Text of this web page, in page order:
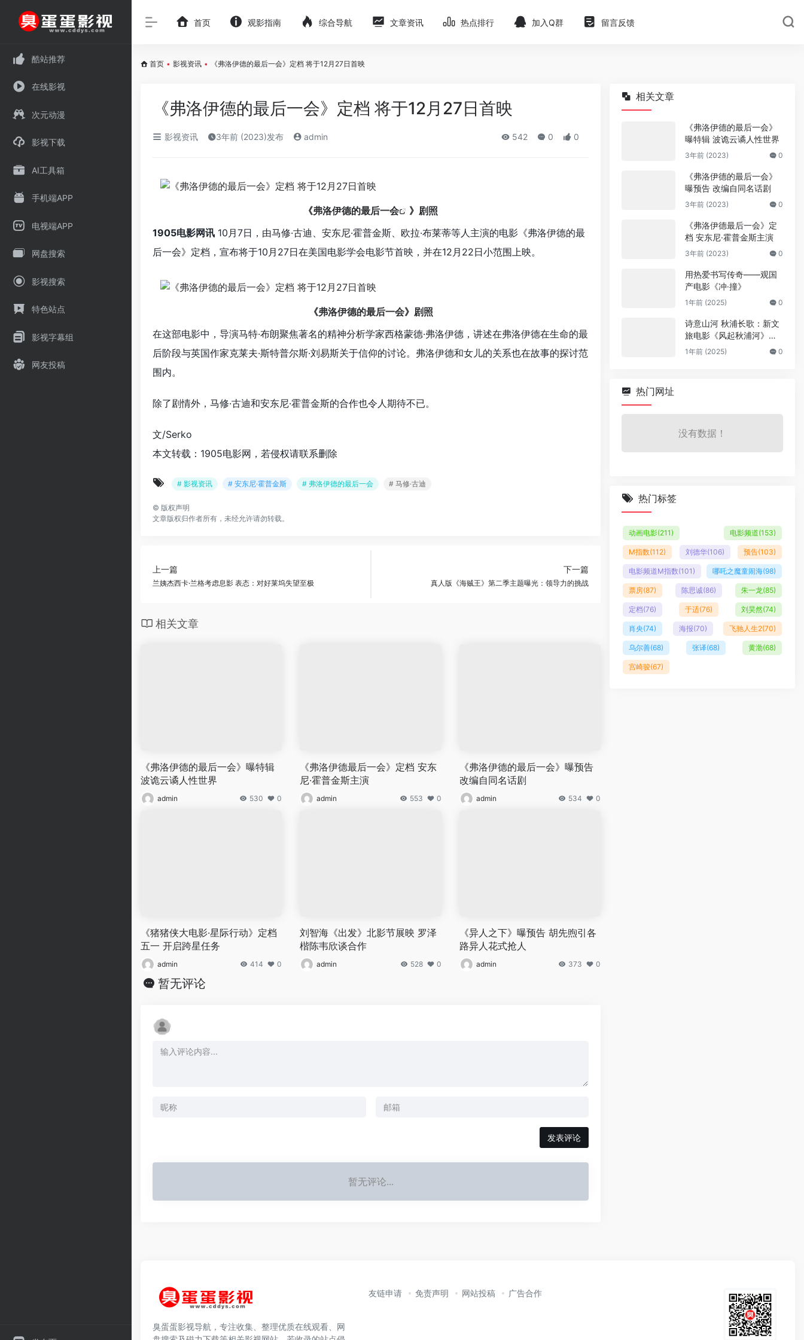
酷站推荐
在线影视
次元动漫
影视下载
AI工具箱
手机端APP
电视端APP
网盘搜索
影视搜索
特色站点
影视字幕组
网友投稿
首页 观影指南 综合导航 文章资讯 热点排行 加入Q群 留言反馈
首页 • 影视资讯 • 《弗洛伊德的最后一会》定档 将于12月27日首映
《弗洛伊德的最后一会》定档 将于12月27日首映
影视资讯 3年前 (2023)发布 admin 542 0 0
《弗洛伊德的最后一会
》剧照
1905电影网讯 10月7日，由马修·古迪、安东尼·霍普金斯、欧拉·布莱蒂等人主演的电影《弗洛伊德的最
后一会》定档，宣布将于10月27日在美国电影学会电影节首映，并在12月22日小范围上映。
《弗洛伊德的最后一会》剧照
在这部电影中，导演马特·布朗聚焦著名的精神分析学家西格蒙德·弗洛伊德，讲述在弗洛伊德在生命的最
后阶段与英国作家克莱夫·斯特普尔斯·刘易斯关于信仰的讨论。弗洛伊德和女儿的关系也在故事的探讨范
围内。
除了剧情外，马修·古迪和安东尼·霍普金斯的合作也令人期待不已。
文/Serko
本文转载：1905电影网，若侵权请联系删除
# 影视资讯 # 安东尼·霍普金斯 # 弗洛伊德的最后一会 # 马修·古迪
© 版权声明
文章版权归作者所有，未经允许请勿转载。
上一篇
兰姨杰西卡·兰格考虑息影 表态：对好莱坞失望至极
下一篇
真人版《海贼王》第二季主题曝光：领导力的挑战
相关文章
《弗洛伊德的最后一会》曝特辑
波诡云谲人性世界
admin 530 0
《弗洛伊德最后一会》定档 安东
尼·霍普金斯主演
admin 553 0
《弗洛伊德的最后一会》曝预告
改编自同名话剧
admin 534 0
《猪猪侠大电影·星际行动》定档
五一 开启跨星任务
admin 414 0
刘智海《出发》北影节展映 罗泽
楷陈韦欣谈合作
admin 528 0
《异人之下》曝预告 胡先煦引各
路异人花式抢人
admin 373 0
暂无评论
发表评论
暂无评论...
相关文章
《弗洛伊德的最后一会》
曝特辑 波诡云谲人性世界
3年前 (2023) 0
《弗洛伊德的最后一会》
曝预告 改编自同名话剧
3年前 (2023) 0
《弗洛伊德最后一会》定
档 安东尼·霍普金斯主演
3年前 (2023) 0
用热爱书写传奇——观国
产电影《冲·撞》
1年前 (2025) 0
诗意山河 秋浦长歌：新文
旅电影《风起秋浦河》今
日全国公映
1年前 (2025) 0
热门网址
没有数据！
热门标签
动画电影(211) 电影频道(153)
M指数(112) 刘德华(106) 预告(103)
电影频道M指数(101) 哪吒之魔童闹海(98)
票房(87) 陈思诚(86) 朱一龙(85)
定档(76) 于适(76) 刘昊然(74)
肖央(74) 海报(70) 飞驰人生2(70)
乌尔善(68) 张译(68) 黄渤(68)
宫崎骏(67)
臭蛋蛋影视导航，专注收集、整理优质在线观看、网
友链申请 免责声明 网站投稿 广告合作